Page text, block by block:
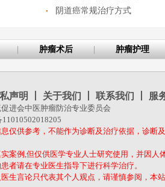
阴道癌常规治疗方式
肿瘤术后 肿瘤护理
声明 关于我们 联系我们 服
进会中医肿瘤防治专业委员会
仅供参考，不能作为诊断及治疗依据，诊断
案例,但仅供医学专业人士研究使用，并因人
者请在专业医生指导下进行科学治疗。
生言论只代表其个人观点，请谨慎参阅，本